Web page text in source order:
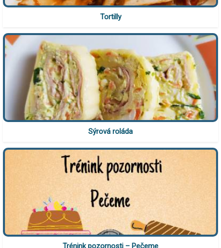
Tortilly
Sýrová roláda
Trénink pozornosti – Pečeme